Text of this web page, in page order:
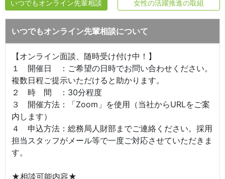
いつでもオンライン先輩相談 女性の活躍推進の取組
いつでもオンライン先輩相談について
【オンライン面談、随時受け付け中！】
１ 開催日 ：ご希望の日時でお問い合わせください。
複数日程ご提示いただけると助かります。
２ 時 間 ：30分程度
３ 開催方法：「Zoom」を使用（当社からURLをご案
内します）
４ 申込方法：総務局人財部までご連絡ください。採用
担当スタッフがメール等で一度ご対応させていただきま
す。
★相談可能内容★